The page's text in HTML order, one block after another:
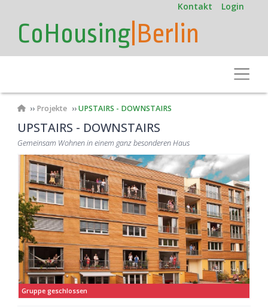
Inhaltaccount
menu
Kontakt Login
CoHousing |Berlin
Pfadnavigation
Projekte UPSTAIRS - DOWNSTAIRS
UPSTAIRS - DOWNSTAIRS
Gemeinsam Wohnen in einem ganz besonderen Haus
Gruppe geschlossen